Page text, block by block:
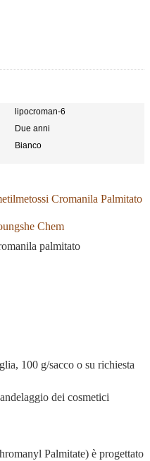
lipocroman-6
Due anni
Bianco
Cromanila Palmitato
Chem
palmitato
100 g/sacco o su richiesta
dei cosmetici
Palmitate) è progettato